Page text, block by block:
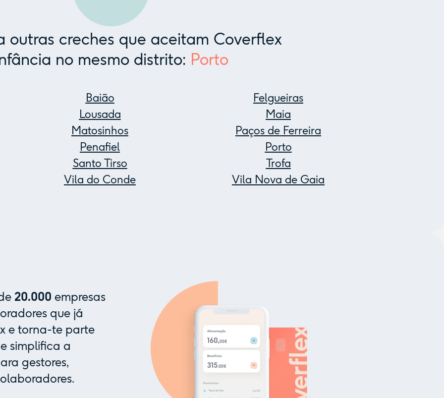
outras creches que aceitam Coverflex
no mesmo distrito: Porto
Baião
Felgueiras
Lousada
Maia
Matosinhos
Paços de Ferreira
Penafiel
Porto
Santo Tirso
Trofa
Vila do Conde
Vila Nova de Gaia
20.000 empresas
que já
e torna-te parte
simplifica a
gestores,